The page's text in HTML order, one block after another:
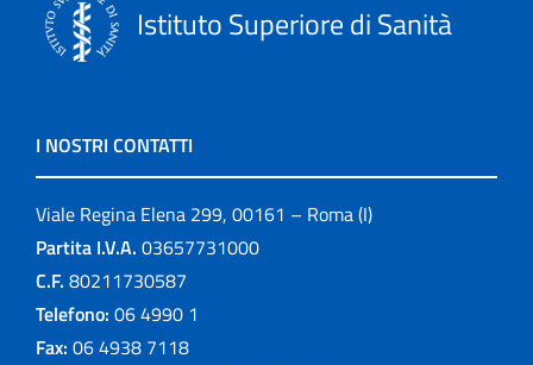
Istituto Superiore di Sanità
I NOSTRI CONTATTI
Viale Regina Elena 299, 00161 – Roma (I)
Partita I.V.A. 03657731000
C.F. 80211730587
Telefono: 06 4990 1
Fax: 06 4938 7118